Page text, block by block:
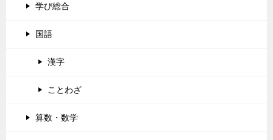
学び総合
国語
漢字
ことわざ
算数・数学